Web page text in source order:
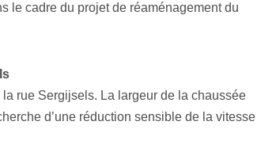
le cadre du projet de réaménagement du
rue Sergijsels. La largeur de la chaussée
d’une réduction sensible de la vitesse